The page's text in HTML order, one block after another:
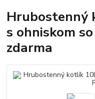
Hrubostenný
s ohniskom
zdarma